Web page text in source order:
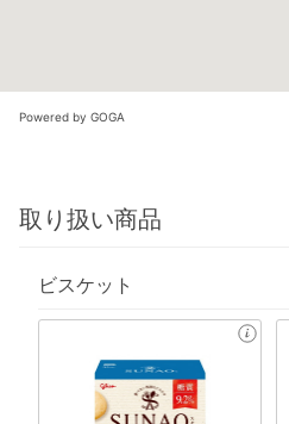
Powered by GOGA
取り扱い商品
ビスケット